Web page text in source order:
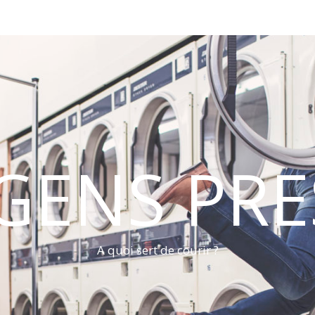
A quoi sert de courir ?